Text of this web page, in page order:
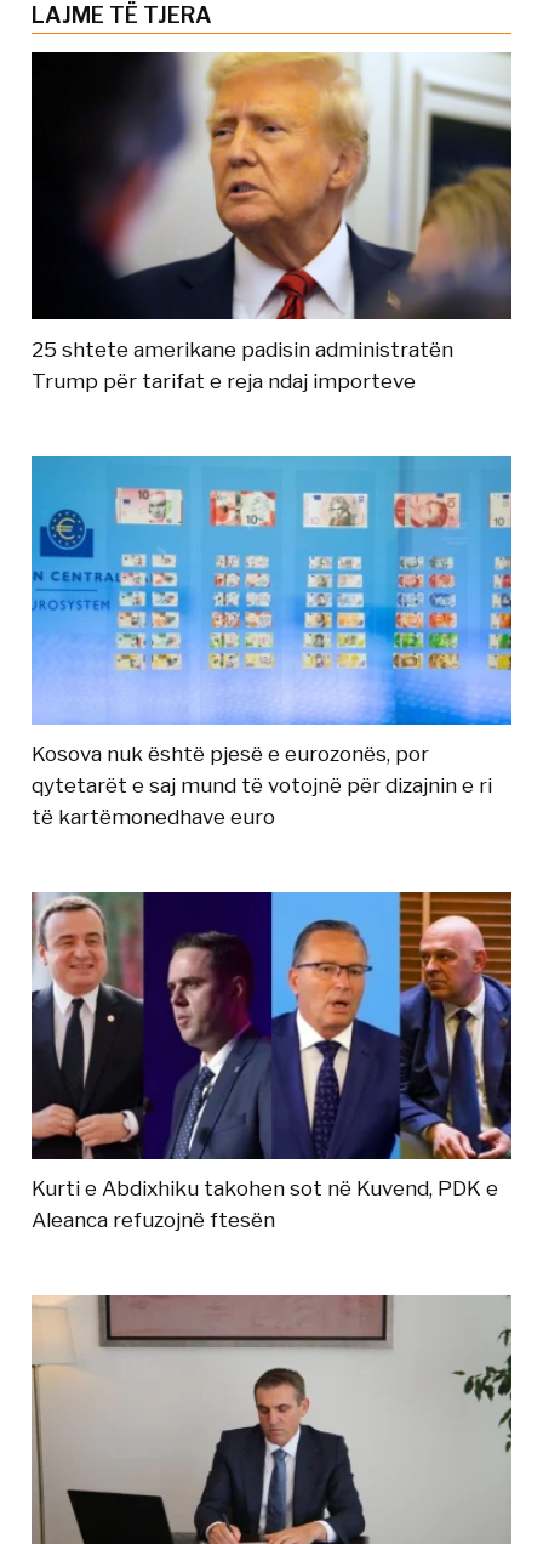
LAJME TË TJERA
25 shtete amerikane padisin administratën
Trump për tarifat e reja ndaj importeve
Kosova nuk është pjesë e eurozonës, por
qytetarët e saj mund të votojnë për dizajnin e ri
të kartëmonedhave euro
Kurti e Abdixhiku takohen sot në Kuvend, PDK e
Aleanca refuzojnë ftesën